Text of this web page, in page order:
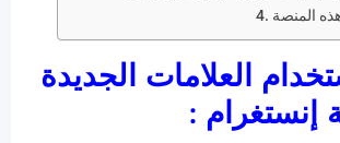
العلامات الجديدة
: